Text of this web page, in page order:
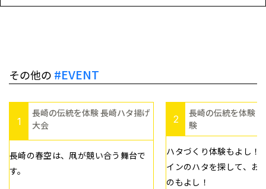
その他の #EVENT
1
長崎の伝統を体験 長崎ハタ揚げ
大会
長崎の春空は、凧が競い合う舞台で
す。
2
長崎の伝統を体験
験
ハタづくり体験もよし！
インのハタを探して、お
のもよし！